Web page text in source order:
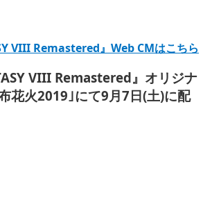
VIII Remastered』Web CMはこちら
VIII Remastered』オリジナ
花火2019｣にて9月7日(土)に配